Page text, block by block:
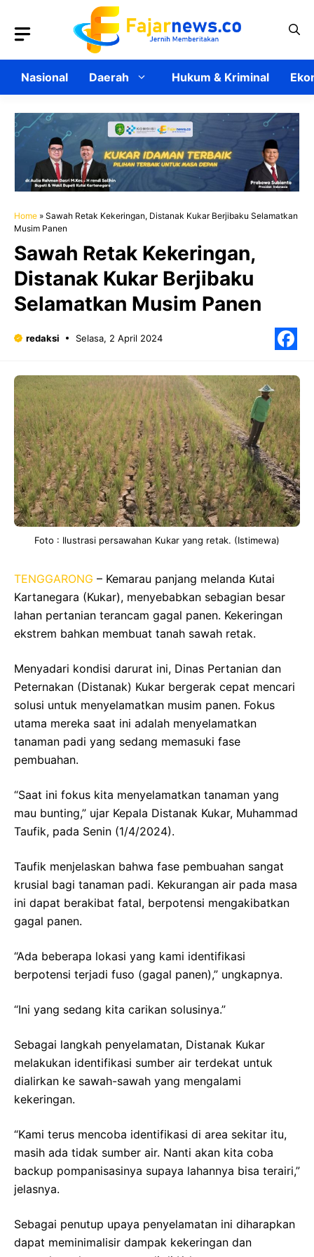
Nasional Daerah Hukum & Kriminal
Home » Sawah Retak Kekeringan, Distanak Kukar Berjibaku Selamatkan
Musim Panen
Sawah Retak Kekeringan,
Distanak Kukar Berjibaku
Selamatkan Musim Panen
redaksi Selasa, 2 April 2024
Foto : Ilustrasi persawahan Kukar yang retak. (Istimewa)
TENGGARONG – Kemarau panjang melanda Kutai
Kartanegara (Kukar), menyebabkan sebagian besar
lahan pertanian terancam gagal panen. Kekeringan
ekstrem bahkan membuat tanah sawah retak.
Menyadari kondisi darurat ini, Dinas Pertanian dan
Peternakan (Distanak) Kukar bergerak cepat mencari
solusi untuk menyelamatkan musim panen. Fokus
utama mereka saat ini adalah menyelamatkan
tanaman padi yang sedang memasuki fase
pembuahan.
“Saat ini fokus kita menyelamatkan tanaman yang
mau bunting,” ujar Kepala Distanak Kukar, Muhammad
Taufik, pada Senin (1/4/2024).
Taufik menjelaskan bahwa fase pembuahan sangat
krusial bagi tanaman padi. Kekurangan air pada masa
ini dapat berakibat fatal, berpotensi mengakibatkan
gagal panen.
“Ada beberapa lokasi yang kami identifikasi
berpotensi terjadi fuso (gagal panen),” ungkapnya.
“Ini yang sedang kita carikan solusinya.”
Sebagai langkah penyelamatan, Distanak Kukar
melakukan identifikasi sumber air terdekat untuk
dialirkan ke sawah-sawah yang mengalami
kekeringan.
“Kami terus mencoba identifikasi di area sekitar itu,
masih ada tidak sumber air. Nanti akan kita coba
backup pompanisasinya supaya lahannya bisa terairi,”
jelasnya.
Sebagai penutup upaya penyelamatan ini diharapkan
dapat meminimalisir dampak kekeringan dan